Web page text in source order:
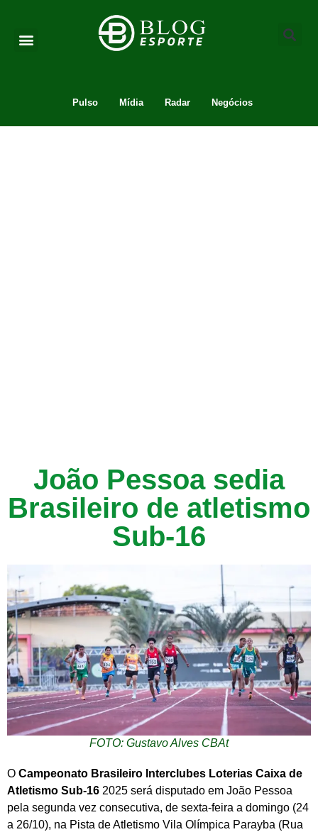
Pulso Mídia Radar Negócios
João Pessoa sedia
Brasileiro de atletismo
Sub-16
FOTO: Gustavo Alves CBAt
O Campeonato Brasileiro Interclubes Loterias Caixa de
Atletismo Sub-16 2025 será disputado em João Pessoa
pela segunda vez consecutiva, de sexta-feira a domingo (24
a 26/10), na Pista de Atletismo Vila Olímpica Parayba (Rua